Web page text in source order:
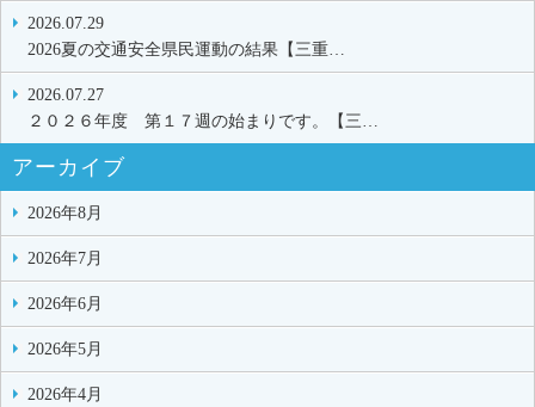
2026.07.29
2026夏の交通安全県民運動の結果【三重…
2026.07.27
２０２６年度 第１７週の始まりです。【三…
アーカイブ
2026年8月
2026年7月
2026年6月
2026年5月
2026年4月